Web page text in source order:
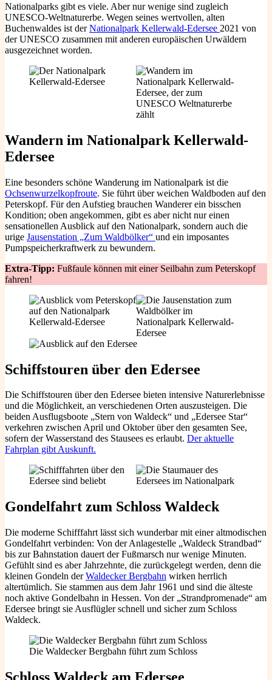
Nationalparks gibt es viele. Aber nur wenige sind zugleich
UNESCO-Weltnaturerbe. Wegen seines wertvollen, alten
Buchenwaldes ist derNationalpark Kellerwald-Edersee 2021 von
der UNESCO zusammen mit anderen europäischen Urwäldern
ausgezeichnet worden.
Wandern im Nationalpark Kellerwald-
Edersee
Eine besonders schöne Wanderung im Nationalpark ist die
Ochsenwurzelkopfroute. Sie führt über weichen Waldboden auf den
Peterskopf. Für den Aufstieg brauchen Wanderer ein bisschen
Kondition; oben angekommen, gibt es aber nicht nur einen
sensationellen Ausblick auf den Nationalpark, sondern auch die
urige Jausenstation „Zum Waldbölker“ und ein imposantes
Pumpspeicherkraftwerk zu bewundern.
Extra-Tipp: Fußfaule können mit einer Seilbahn zum Peterskopf
fahren!
Schiffstouren über den Edersee
Die Schiffstouren über den Edersee bieten intensive Naturerlebnisse
und die Möglichkeit, an verschiedenen Orten auszusteigen. Die
beiden Ausflugsboote „Stern von Waldeck“ und „Edersee Star“
verkehren zwischen April und Oktober über den gesamten See,
sofern der Wasserstand des Stausees es erlaubt. Der aktuelle
Fahrplan gibt Auskunft.
Gondelfahrt zum Schloss Waldeck
Die moderne Schifffahrt lässt sich wunderbar mit einer altmodischen
Gondelfahrt verbinden: Von der Anlagestelle „Waldeck Strandbad“
bis zur Bahnstation dauert der Fußmarsch nur wenige Minuten.
Gefühlt sind es aber Jahrzehnte, die zurückgelegt werden, denn die
kleinen Gondeln derWaldecker Bergbahn wirken herrlich
altertümlich. Sie stammen aus dem Jahr 1961 und sind die älteste
noch aktive Gondelbahn in Hessen. Von der „Strandpromenade“ am
Edersee bringt sie Ausflügler schnell und sicher zum Schloss
Waldeck.
Die Waldecker Bergbahn führt zum Schloss